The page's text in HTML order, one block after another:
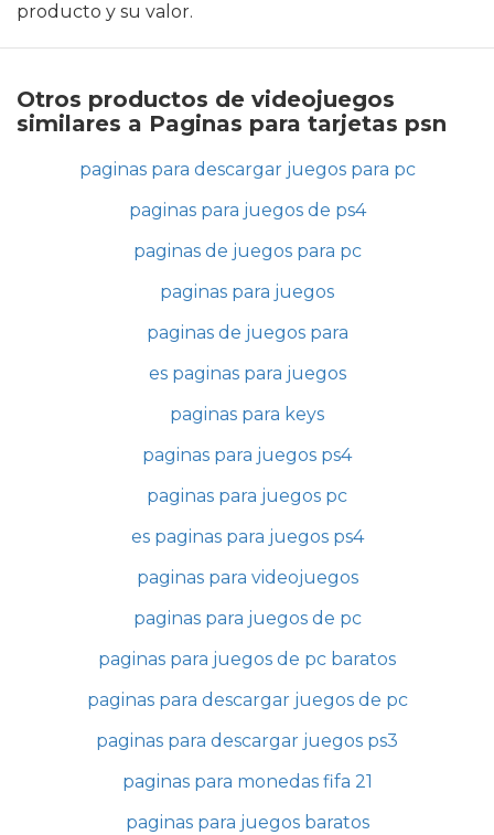
producto y su valor.
Otros productos de videojuegos
similares a Paginas para tarjetas psn
paginas para descargar juegos para pc
paginas para juegos de ps4
paginas de juegos para pc
paginas para juegos
paginas de juegos para
es paginas para juegos
paginas para keys
paginas para juegos ps4
paginas para juegos pc
es paginas para juegos ps4
paginas para videojuegos
paginas para juegos de pc
paginas para juegos de pc baratos
paginas para descargar juegos de pc
paginas para descargar juegos ps3
paginas para monedas fifa 21
paginas para juegos baratos